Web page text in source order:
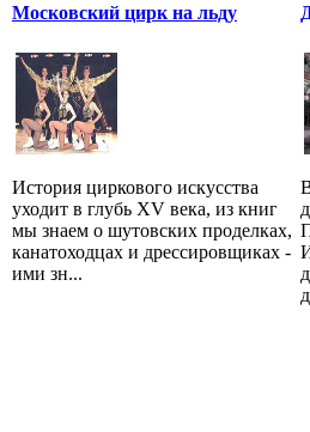
Московский цирк на льду
История циркового искусства
уходит в глубь XV века, из книг
мы знаем о шутовских проделках,
канатоходцах и дрессировщиках -
ими зн...